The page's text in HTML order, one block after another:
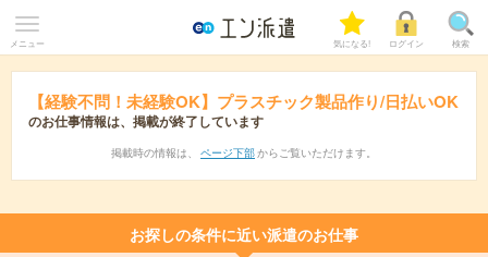
メニュー 気になる! ログイン 検索
【経験不問！未経験OK】プラスチック製品作り/日払いOK
のお仕事情報は、掲載が終了しています
掲載時の情報は、 ページ下部 からご覧いただけます。
お探しの条件に近い派遣のお仕事